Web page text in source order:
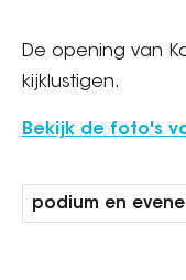
De opening van
kijklustigen.
Bekijk de foto's
podium en